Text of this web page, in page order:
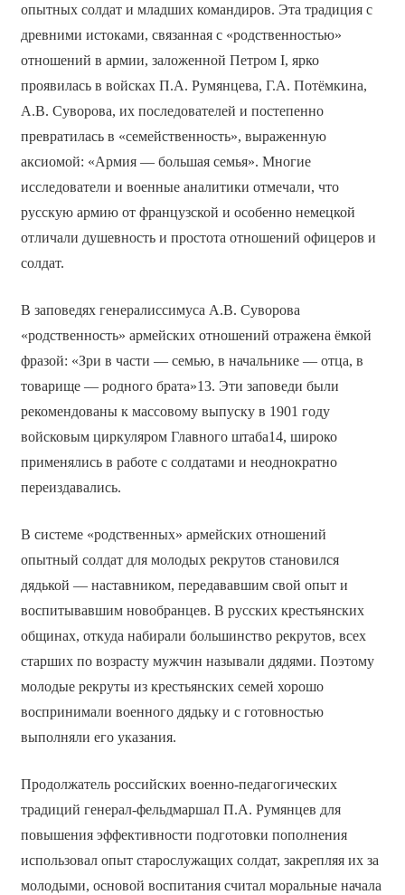
опытных солдат и младших командиров. Эта традиция с
древними истоками, связанная с «родственностью»
отношений в армии, заложенной Петром I, ярко
проявилась в войсках П.А. Румянцева, Г.А. Потёмкина,
А.В. Суворова, их последователей и постепенно
превратилась в «семейственность», выраженную
аксиомой: «Армия — большая семья». Многие
исследователи и военные аналитики отмечали, что
русскую армию от французской и особенно немецкой
отличали душевность и простота отношений офицеров и
солдат.
В заповедях генералиссимуса А.В. Суворова
«родственность» армейских отношений отражена ёмкой
фразой: «Зри в части — семью, в начальнике — отца, в
товарище — родного брата»13. Эти заповеди были
рекомендованы к массовому выпуску в 1901 году
войсковым циркуляром Главного штаба14, широко
применялись в работе с солдатами и неоднократно
переиздавались.
В системе «родственных» армейских отношений
опытный солдат для молодых рекрутов становился
дядькой — наставником, передававшим свой опыт и
воспитывавшим новобранцев. В русских крестьянских
общинах, откуда набирали большинство рекрутов, всех
старших по возрасту мужчин называли дядями. Поэтому
молодые рекруты из крестьянских семей хорошо
воспринимали военного дядьку и с готовностью
выполняли его указания.
Продолжатель российских военно-педагогических
традиций генерал-фельдмаршал П.А. Румянцев для
повышения эффективности подготовки пополнения
использовал опыт старослужащих солдат, закрепляя их за
молодыми, основой воспитания считал моральные начала